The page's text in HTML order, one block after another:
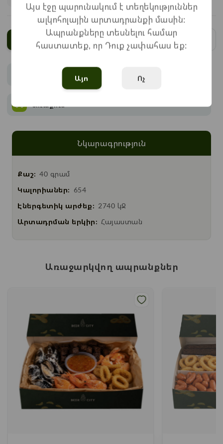
Ավելացնել
Վճարում
Առաքում
Նկարագրություն
Քաշ: 40 գրամ
Կալորիաներ: 654
Էներգետիկ արժեք: 2740 կՋ
Արտադրման երկիր: Հայաստան
Առաջարկվող ապրանքներ
Այս էջը պարունակում է տեղեկություններ
ալկոհոլային արտադրանքի մասին:
Ապրանքները տեսնելու համար
հաստատեք, որ Դուք չափահաս եք:
Այո Ոչ